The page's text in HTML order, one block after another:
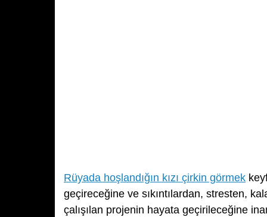
Rüyada hoşlandığın kızı çirkin görmek
geçireceğine ve sıkıntılardan, stresten,
çalışılan projenin hayata geçirileceğine